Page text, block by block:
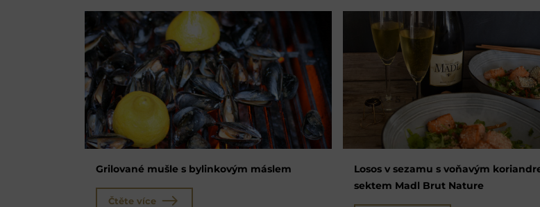
Grilované mušle s bylinkovým máslem
Čtěte více
Losos v sezamu s voňavým
sektem Madl Brut Nature